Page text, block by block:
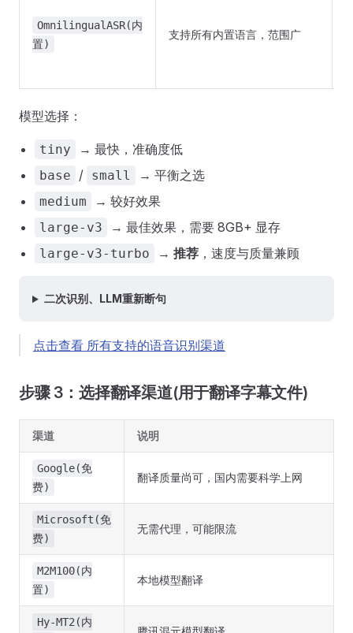
OmnilingualASR(内
置)
支持所有内置语言，范围广
模型选择：
tiny → 最快，准确度低
base / small → 平衡之选
medium → 较好效果
large-v3 → 最佳效果，需要 8GB+ 显存
large-v3-turbo → 推荐 ，速度与质量兼顾
二次识别、LLM重新断句
点击查看 所有支持的语音识别渠道
步骤 3：选择翻译渠道(用于翻译字幕文件)
渠道 说明
Google(免
费)
翻译质量尚可，国内需要科学上网
Microsoft(免
费)
无需代理，可能限流
M2M100(内
置)
本地模型翻译
Hy-MT2(内